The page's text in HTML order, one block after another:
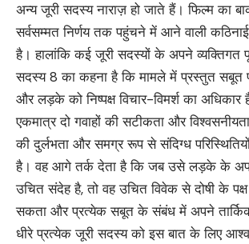
अन्य जूरी सदस्य नाराज़ हो जाते हैं। फिल्म का
सर्वसम्मत निर्णय तक पहुंचने में आने वाली कठिनाई
है। हालांकि कई जूरी सदस्यों के अपने व्यक्तिगत
सदस्य 8 का कहना है कि मामले में प्रस्तुत सबूत
और लड़के को निष्पक्ष विचार-विमर्श का अधिकार
एकमात्र दो गवाहों की सटीकता और
की दुर्लभता और समग्र रूप से संदिग्ध
है। वह आगे तर्क देता है कि जब उसे लड़के के
उचित संदेह है, तो वह उचित विवेक से दोषी के
सकता और प्रत्येक सबूत के संबंध में अपने तार्किक
धीरे प्रत्येक जूरी सदस्य को इस बात के लिए